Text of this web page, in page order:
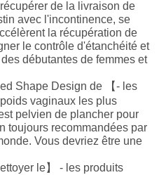
de la livraison de
avec l'incontinence, se
la récupération de
le contrôle d'étanchéité et
débutantes de femmes et
Shape Design de 【- les
vaginaux les plus
pelvien de plancher pour
toujours recommandées par
Vous devriez être une
le】 - les produits